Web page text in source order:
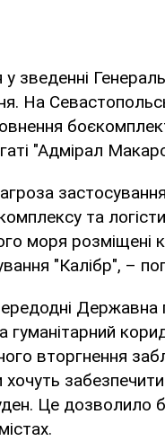
зведенні
На
"Адмірал
та
моря розміщені
"Калібр", –
гуманітарний
вторгнення
забезпечити
Це дозволило